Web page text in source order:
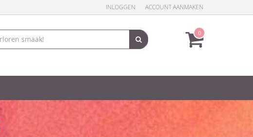
INLOGGEN ACCOUNT AANMAKEN
0